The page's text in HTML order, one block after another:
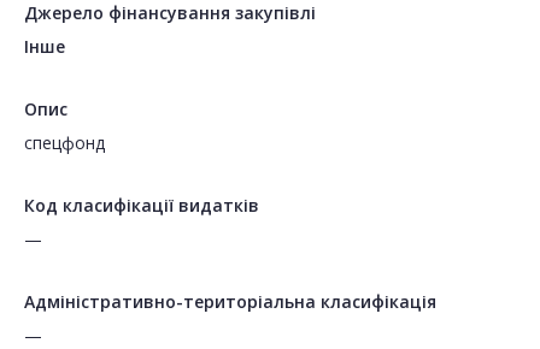
Джерело фінансування закупівлі
Інше
Опис
спецфонд
Код класифікації видатків
—
Адміністративно-територіальна класифікація
—